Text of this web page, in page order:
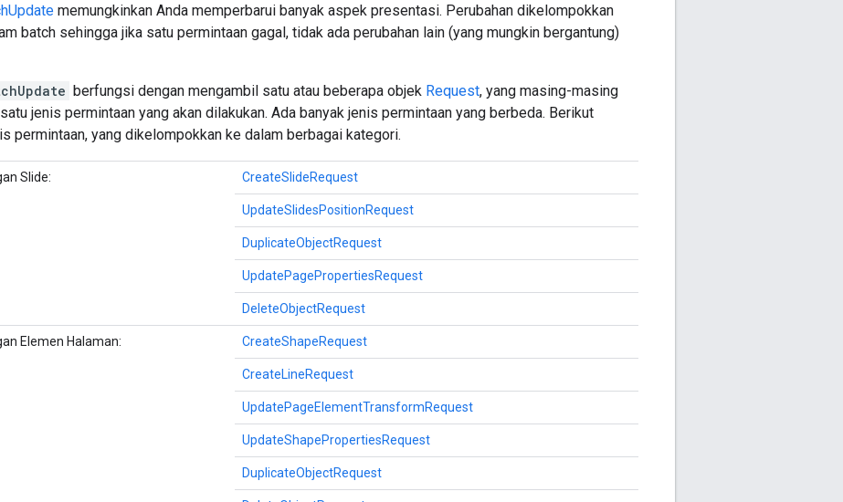
memungkinkan Anda memperbarui banyak aspek presentasi. Perubahan dikelompokkan
batch sehingga jika satu permintaan gagal, tidak ada perubahan lain (yang mungkin bergantung)
berfungsi dengan mengambil satu atau beberapa objek Request, yang masing-masing
jenis permintaan yang akan dilakukan. Ada banyak jenis permintaan yang berbeda. Berikut
permintaan, yang dikelompokkan ke dalam berbagai kategori.
Slide: CreateSlideRequest
UpdateSlidesPositionRequest
DuplicateObjectRequest
UpdatePagePropertiesRequest
DeleteObjectRequest
Elemen Halaman: CreateShapeRequest
CreateLineRequest
UpdatePageElementTransformRequest
UpdateShapePropertiesRequest
DuplicateObjectRequest